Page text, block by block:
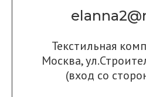
Текстильная
Москва,
(вход со